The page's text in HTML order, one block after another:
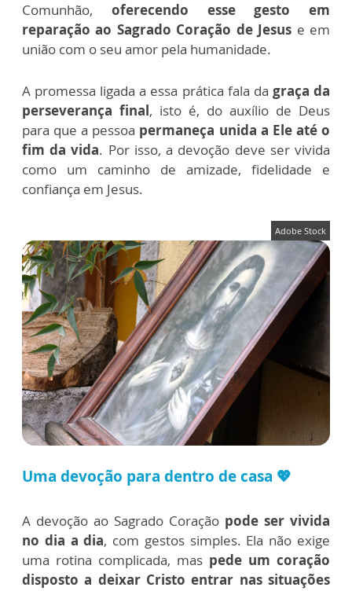
Comunhão, oferecendo esse gesto em
reparação ao Sagrado Coração de Jesus e em
união com o seu amor pela humanidade.
A promessa ligada a essa prática fala da graça da
perseverança final, isto é, do auxílio de Deus
para que a pessoa permaneça unida a Ele até o
fim da vida. Por isso, a devoção deve ser vivida
como um caminho de amizade, fidelidade e
confiança em Jesus.
Adobe Stock
Uma devoção para dentro de casa 💖
A devoção ao Sagrado Coração pode ser vivida
no dia a dia, com gestos simples. Ela não exige
uma rotina complicada, mas pede um coração
disposto a deixar Cristo entrar nas situações